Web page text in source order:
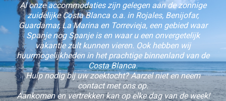
Al onze accommodaties zijn gelegen aan de zonnige
zuidelijke Costa Blanca o.a. in Rojales, Benijofar,
Guardamar, La Marina en Torrevieja, een gebied waar
Spanje nog Spanje is en waar u een onvergetelijk
vakantie zult kunnen vieren. Ook hebben wij
huurmogelijkheden in het prachtige binnenland van de
Costa Blanca.
Hulp nodig bij uw zoektocht? Aarzel niet en neem
contact met ons op.
Aankomen en vertrekken kan op elke dag van de week!